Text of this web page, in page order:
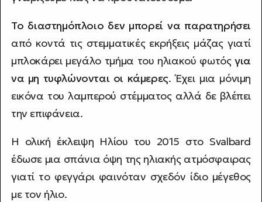
Το διαστημόπλοιο δεν μπορεί να παρατηρήσει
από κοντά τις στεμματικές εκρήξεις μάζας γιατί
μπλοκάρει μεγάλο τμήμα του ηλιακού φωτόςγια
να μη τυφλώνονται οι κάμερες. Έχει μια μόνιμη
εικόνα του λαμπερού στέμματος αλλά δε βλέπει
την επιφάνεια.
Η ολική έκλειψη Ηλίου του 2015 στο Svalbard
έδωσε μια σπάνια όψη της ηλιακής ατμόσφαιρας
γιατί το φεγγάρι φαινόταν σχεδόν ίδιο μέγεθος
με τον ήλιο.